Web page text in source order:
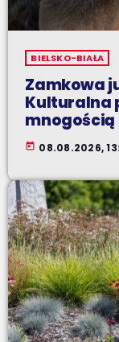
BIELSKO-BIAŁA
Zamkowa
Kulturalna
today 08.08.2026,